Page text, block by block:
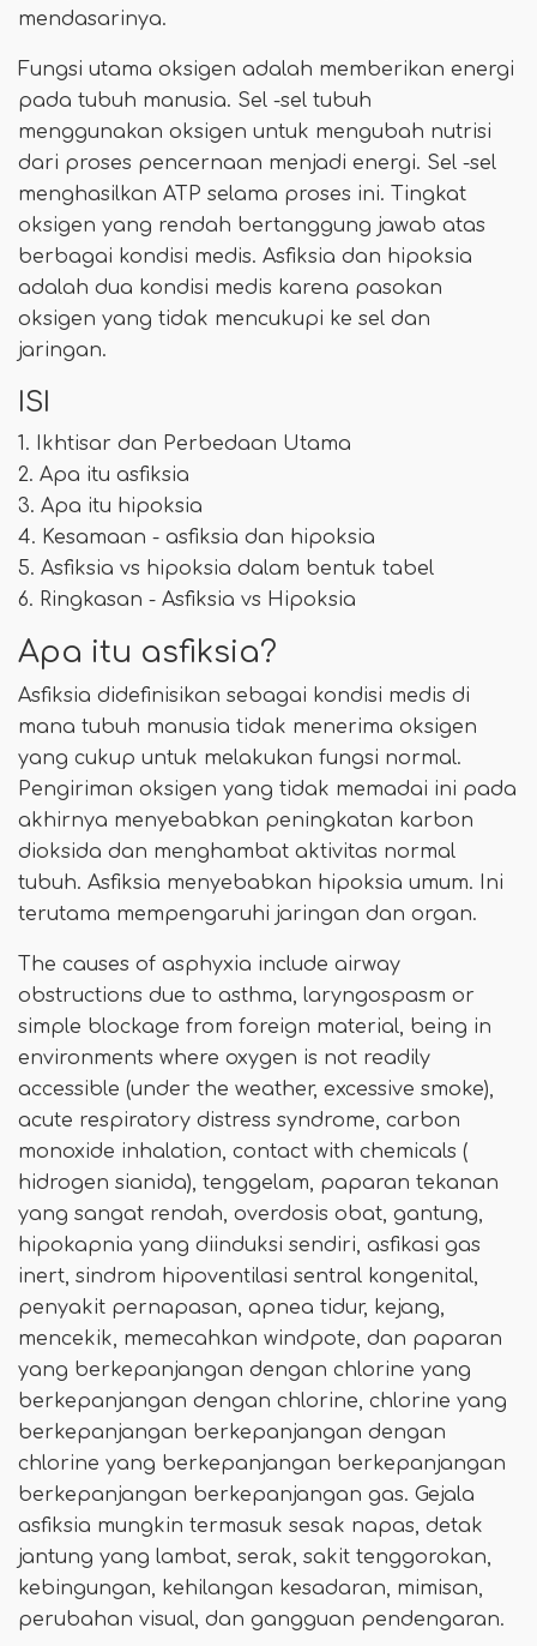
mendasarinya.
Fungsi utama oksigen adalah memberikan energi
pada tubuh manusia. Sel -sel tubuh
menggunakan oksigen untuk mengubah nutrisi
dari proses pencernaan menjadi energi. Sel -sel
menghasilkan ATP selama proses ini. Tingkat
oksigen yang rendah bertanggung jawab atas
berbagai kondisi medis. Asfiksia dan hipoksia
adalah dua kondisi medis karena pasokan
oksigen yang tidak mencukupi ke sel dan
jaringan.
ISI
1. Ikhtisar dan Perbedaan Utama
2. Apa itu asfiksia
3. Apa itu hipoksia
4. Kesamaan - asfiksia dan hipoksia
5. Asfiksia vs hipoksia dalam bentuk tabel
6. Ringkasan - Asfiksia vs Hipoksia
Apa itu asfiksia?
Asfiksia didefinisikan sebagai kondisi medis di
mana tubuh manusia tidak menerima oksigen
yang cukup untuk melakukan fungsi normal.
Pengiriman oksigen yang tidak memadai ini pada
akhirnya menyebabkan peningkatan karbon
dioksida dan menghambat aktivitas normal
tubuh. Asfiksia menyebabkan hipoksia umum. Ini
terutama mempengaruhi jaringan dan organ.
The causes of asphyxia include airway
obstructions due to asthma, laryngospasm or
simple blockage from foreign material, being in
environments where oxygen is not readily
accessible (under the weather, excessive smoke),
acute respiratory distress syndrome, carbon
monoxide inhalation, contact with chemicals (
hidrogen sianida), tenggelam, paparan tekanan
yang sangat rendah, overdosis obat, gantung,
hipokapnia yang diinduksi sendiri, asfikasi gas
inert, sindrom hipoventilasi sentral kongenital,
penyakit pernapasan, apnea tidur, kejang,
mencekik, memecahkan windpote, dan paparan
yang berkepanjangan dengan chlorine yang
berkepanjangan dengan chlorine, chlorine yang
berkepanjangan berkepanjangan dengan
chlorine yang berkepanjangan berkepanjangan
berkepanjangan berkepanjangan gas. Gejala
asfiksia mungkin termasuk sesak napas, detak
jantung yang lambat, serak, sakit tenggorokan,
kebingungan, kehilangan kesadaran, mimisan,
perubahan visual, dan gangguan pendengaran.